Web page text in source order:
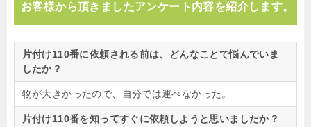
お客様から頂きましたアンケート内容を紹介します。
片付け110番に依頼される前は、どんなことで悩んでいま
したか？
物が大きかったので、自分では運べなかった。
片付け110番を知ってすぐに依頼しようと思いましたか？